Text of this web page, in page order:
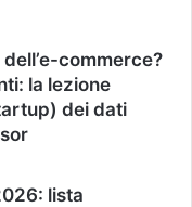
commerce?
la lezione
dei dati
lista